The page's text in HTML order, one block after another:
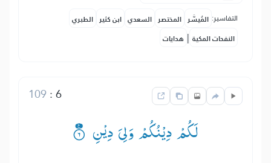
التفاسير: المُيسَّر المختصر السعدي ابن كثير الطبري
النفحات المكية | هدايات
6
:
109
لَكُمْ دِیْنُكُمْ وَلِیَ دِیْنِ ۟۠